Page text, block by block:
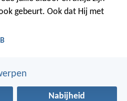
gebeurt. Ook dat Hij met
Nabijheid